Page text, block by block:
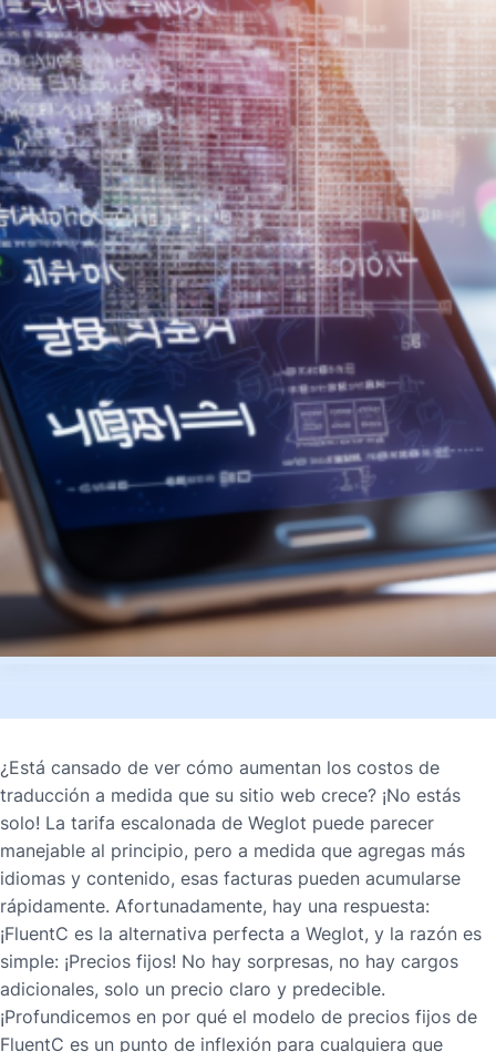
¿Está cansado de ver cómo aumentan los costos de
traducción a medida que su sitio web crece? ¡No estás
solo! La tarifa escalonada de Weglot puede parecer
manejable al principio, pero a medida que agregas más
idiomas y contenido, esas facturas pueden acumularse
rápidamente. Afortunadamente, hay una respuesta:
¡FluentC es la alternativa perfecta a Weglot, y la razón es
simple: ¡Precios fijos! No hay sorpresas, no hay cargos
adicionales, solo un precio claro y predecible.
¡Profundicemos en por qué el modelo de precios fijos de
FluentC es un punto de inflexión para cualquiera que